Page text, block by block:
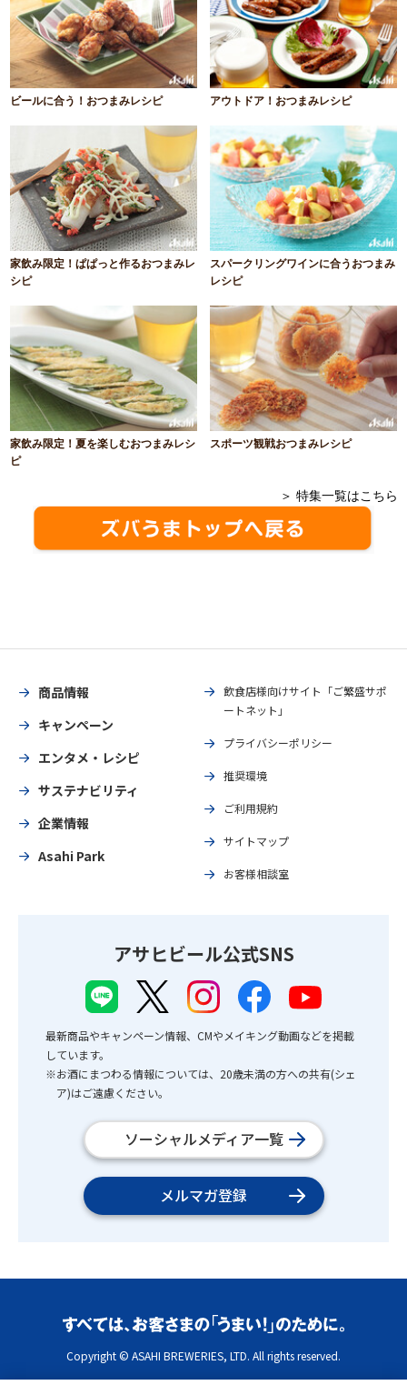
ビールに合う！おつまみレシピ アウトドア！おつまみレシピ
家飲み限定！ぱぱっと作るおつまみレ
シピ
スパークリングワインに合うおつまみ
レシピ
家飲み限定！夏を楽しむおつまみレシ
ピ
スポーツ観戦おつまみレシピ
＞ 特集一覧はこちら
商品情報
キャンペーン
エンタメ・レシピ
サステナビリティ
企業情報
Asahi Park
飲食店様向けサイト「ご繁盛サポ
ートネット」
プライバシーポリシー
推奨環境
ご利用規約
サイトマップ
お客様相談室
アサヒビール公式SNS
最新商品やキャンペーン情報、CMやメイキング動画などを掲載
しています。
※お酒にまつわる情報については、20歳未満の方への共有(シェ
ア)はご遠慮ください。
ソーシャルメディア一覧
メルマガ登録
Copyright © ASAHI BREWERIES, LTD. All rights reserved.